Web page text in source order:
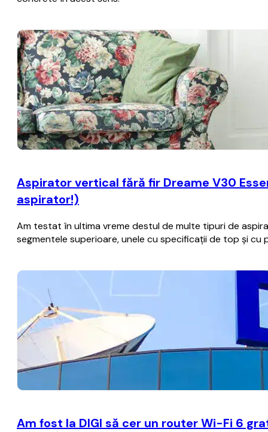
Aspirator vertical fără fir Dreame V30
aspirator!)
Am testat în ultima vreme destul de multe tipuri de
segmentele superioare, unele cu specificații de top și
Am fost la DIGI să cer un router Wi-Fi 6